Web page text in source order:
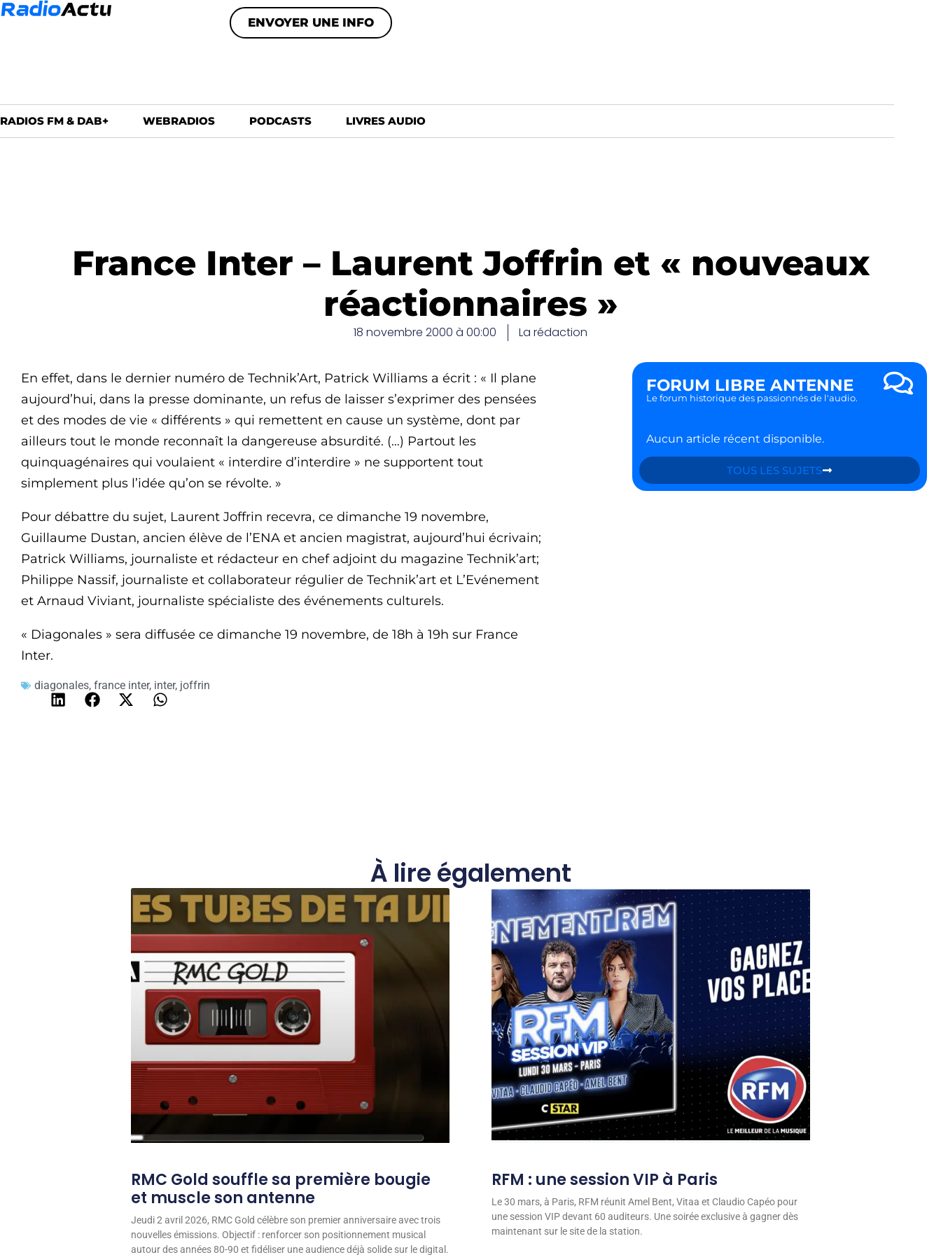
ENVOYER UNE INFO
RADIOS FM & DAB+ WEBRADIOS PODCASTS LIVRES AUDIO
France Inter – Laurent Joffrin et « nouveaux
réactionnaires »
18 novembre 2000 à 00:00 La rédaction
En effet, dans le dernier numéro de Technik’Art, Patrick Williams a écrit : « Il plane
aujourd’hui, dans la presse dominante, un refus de laisser s’exprimer des pensées
et des modes de vie « différents » qui remettent en cause un système, dont par
ailleurs tout le monde reconnaît la dangereuse absurdité. (…) Partout les
quinquagénaires qui voulaient « interdire d’interdire » ne supportent tout
simplement plus l’idée qu’on se révolte. »
Pour débattre du sujet, Laurent Joffrin recevra, ce dimanche 19 novembre,
Guillaume Dustan, ancien élève de l’ENA et ancien magistrat, aujourd’hui écrivain;
Patrick Williams, journaliste et rédacteur en chef adjoint du magazine Technik’art;
Philippe Nassif, journaliste et collaborateur régulier de Technik’art et L’Evénement
et Arnaud Viviant, journaliste spécialiste des événements culturels.
« Diagonales » sera diffusée ce dimanche 19 novembre, de 18h à 19h sur France
Inter.
diagonales, france inter, inter, joffrin
FORUM LIBRE ANTENNE
Le forum historique des passionnés de l'audio.
Aucun article récent disponible.
TOUS LES SUJETS
À lire également
RMC Gold souffle sa première bougie
et muscle son antenne
Jeudi 2 avril 2026, RMC Gold célèbre son premier anniversaire avec trois
nouvelles émissions. Objectif : renforcer son positionnement musical
autour des années 80-90 et fidéliser une audience déjà solide sur le digital.
RFM : une session VIP à Paris
Le 30 mars, à Paris, RFM réunit Amel Bent, Vitaa et Claudio Capéo pour
une session VIP devant 60 auditeurs. Une soirée exclusive à gagner dès
maintenant sur le site de la station.